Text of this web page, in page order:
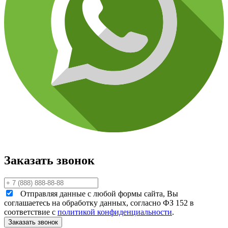
Заказать звонок
Отправляя данные с любой формы сайта, Вы
соглашаетесь на обработку данных, согласно ФЗ 152 в
соответствие с политикой конфиденциальности.